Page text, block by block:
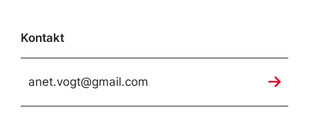
Kontakt
anet.vogt@gmail.com